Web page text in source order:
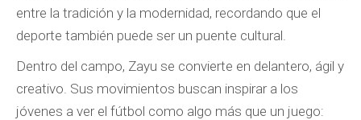
entre la tradición y la modernidad, recordando que el
deporte también puede ser un puente cultural.
Dentro del campo, Zayu se convierte en delantero, ágil y
creativo. Sus movimientos buscan inspirar a los
jóvenes a ver el fútbol como algo más que un juego: